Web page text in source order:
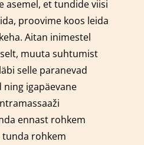
asemel, et tundide viisi
proovime koos leida
Aitan inimestel
muuta suhtumist
selle paranevad
igapäevane
ennast rohkem
tunda rohkem